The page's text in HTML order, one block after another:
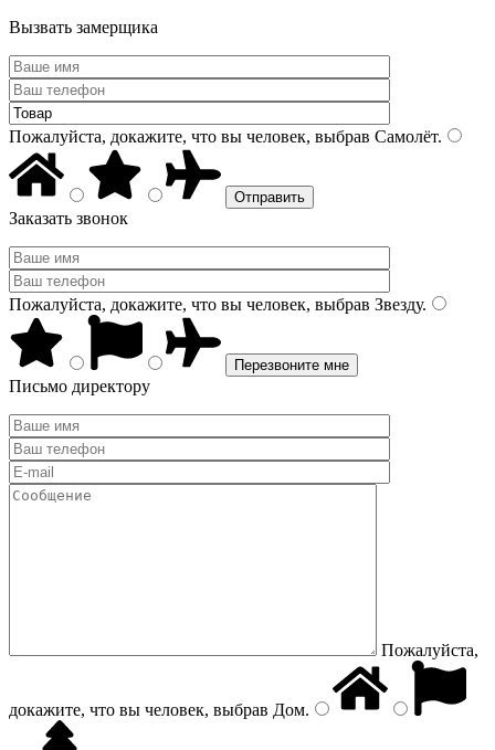
Вызвать замерщика
Пожалуйста, докажите, что вы человек, выбрав Самолёт.
Заказать звонок
Пожалуйста, докажите, что вы человек, выбрав Звезду.
Письмо директору
Пожалуйста,
докажите, что вы человек, выбрав Дом.